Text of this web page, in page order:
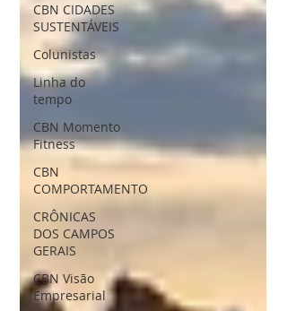
CBN CIDADES
SUSTENTÁVEIS
Colunistas
Linha do
tempo
CBN Momento
Fitness
CBN
COMPORTAMENTO
CRÔNICAS
DOS CAMPOS
GERAIS
CBN Visão
Empresarial